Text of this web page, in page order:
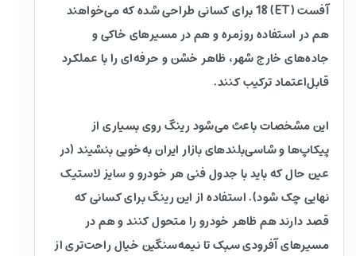
آفست (ET) 18 برای کسانی طراحی شده که می‌خواهند
هم در استفاده روزمره و هم در مسیرهای خاکی و
جاده‌های خارج شهر، ظاهر خشن و حرفه‌ای را با عملکرد
قابل‌اعتماد ترکیب کنند.
این مشخصات باعث می‌شود رینگ روی بسیاری از
پیکاپ‌ها و شاسی‌بلندهای بازار ایران به‌خوبی بنشیند (در
عین حال که باید با جدول فنی هر خودرو و سایز لاستیک
نهایی چک شود). استفاده از این رینگ برای کسانی که
قصد دارند هم ظاهر خودرو را متحول کنند و هم در
مسیرهای آفرودی سبک تا نیمه‌سنگین خیال راحت‌تری از